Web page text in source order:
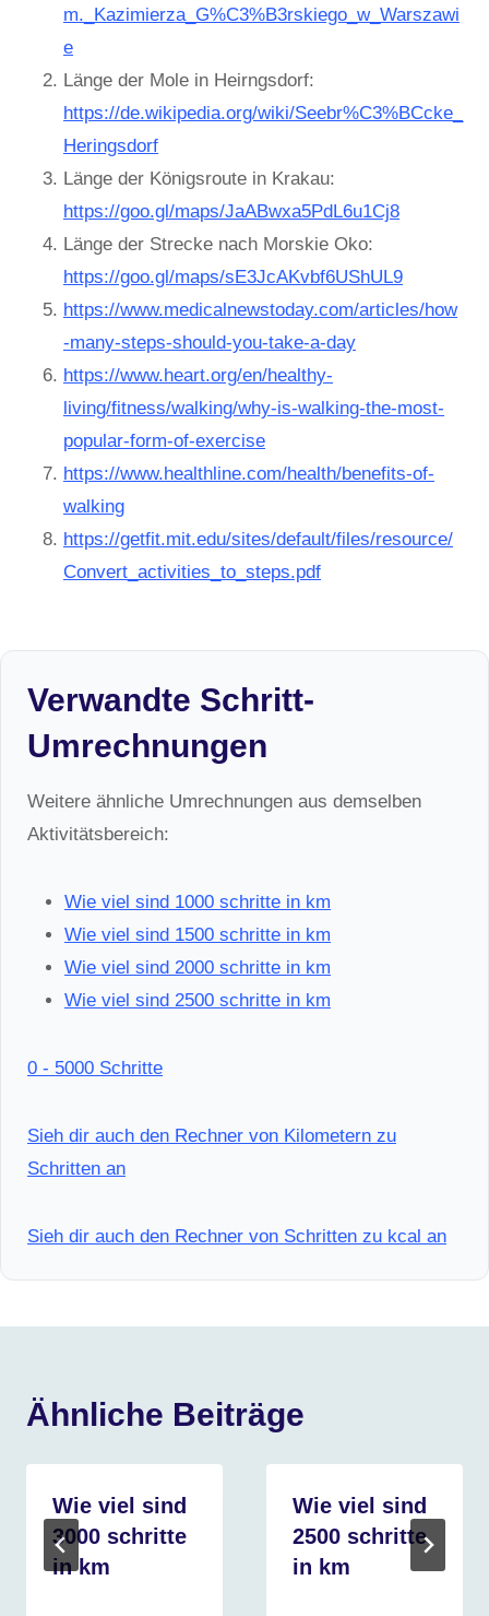
m._Kazimierza_G%C3%B3rskiego_w_Warszawi
e
Länge der Mole in Heirngsdorf:
https://de.wikipedia.org/wiki/Seebr%C3%BCcke_
Heringsdorf
Länge der Königsroute in Krakau:
https://goo.gl/maps/JaABwxa5PdL6u1Cj8
Länge der Strecke nach Morskie Oko:
https://goo.gl/maps/sE3JcAKvbf6UShUL9
https://www.medicalnewstoday.com/articles/how
-many-steps-should-you-take-a-day
https://www.heart.org/en/healthy-
living/fitness/walking/why-is-walking-the-most-
popular-form-of-exercise
https://www.healthline.com/health/benefits-of-
walking
https://getfit.mit.edu/sites/default/files/resource/
Convert_activities_to_steps.pdf
Verwandte Schritt-
Umrechnungen
Weitere ähnliche Umrechnungen aus demselben
Aktivitätsbereich:
Wie viel sind 1000 schritte in km
Wie viel sind 1500 schritte in km
Wie viel sind 2000 schritte in km
Wie viel sind 2500 schritte in km
0 - 5000 Schritte
Sieh dir auch den Rechner von Kilometern zu
Schritten an
Sieh dir auch den Rechner von Schritten zu kcal an
Ähnliche Beiträge
Wie viel sind
3000 schritte
in km
Wie viel sind
2500 schritte
in km